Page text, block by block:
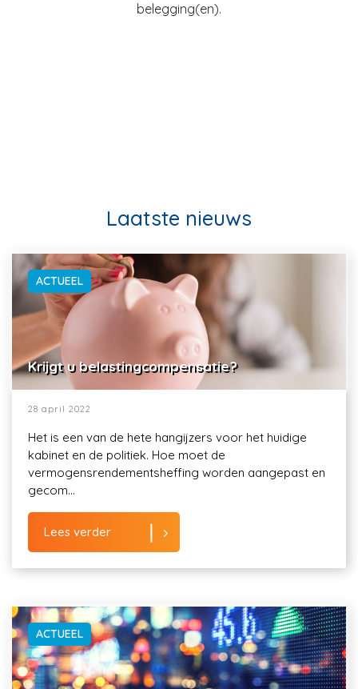
belegging(en).
Laatste nieuws
ACTUEEL
Krijgt u belastingcompensatie?
28 april 2022
Het is een van de hete hangijzers voor het huidige
kabinet en de politiek. Hoe moet de
vermogensrendementsheffing worden aangepast en
gecom...
Lees verder
ACTUEEL